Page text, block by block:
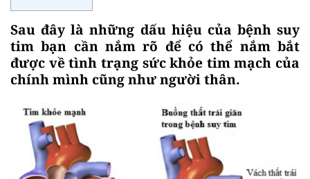
Sau đây là những dấu hiệu của bệnh suy
tim bạn cần nắm rõ để có thể nắm bắt
được về tình trạng sức khỏe tim mạch của
chính mình cũng như người thân.